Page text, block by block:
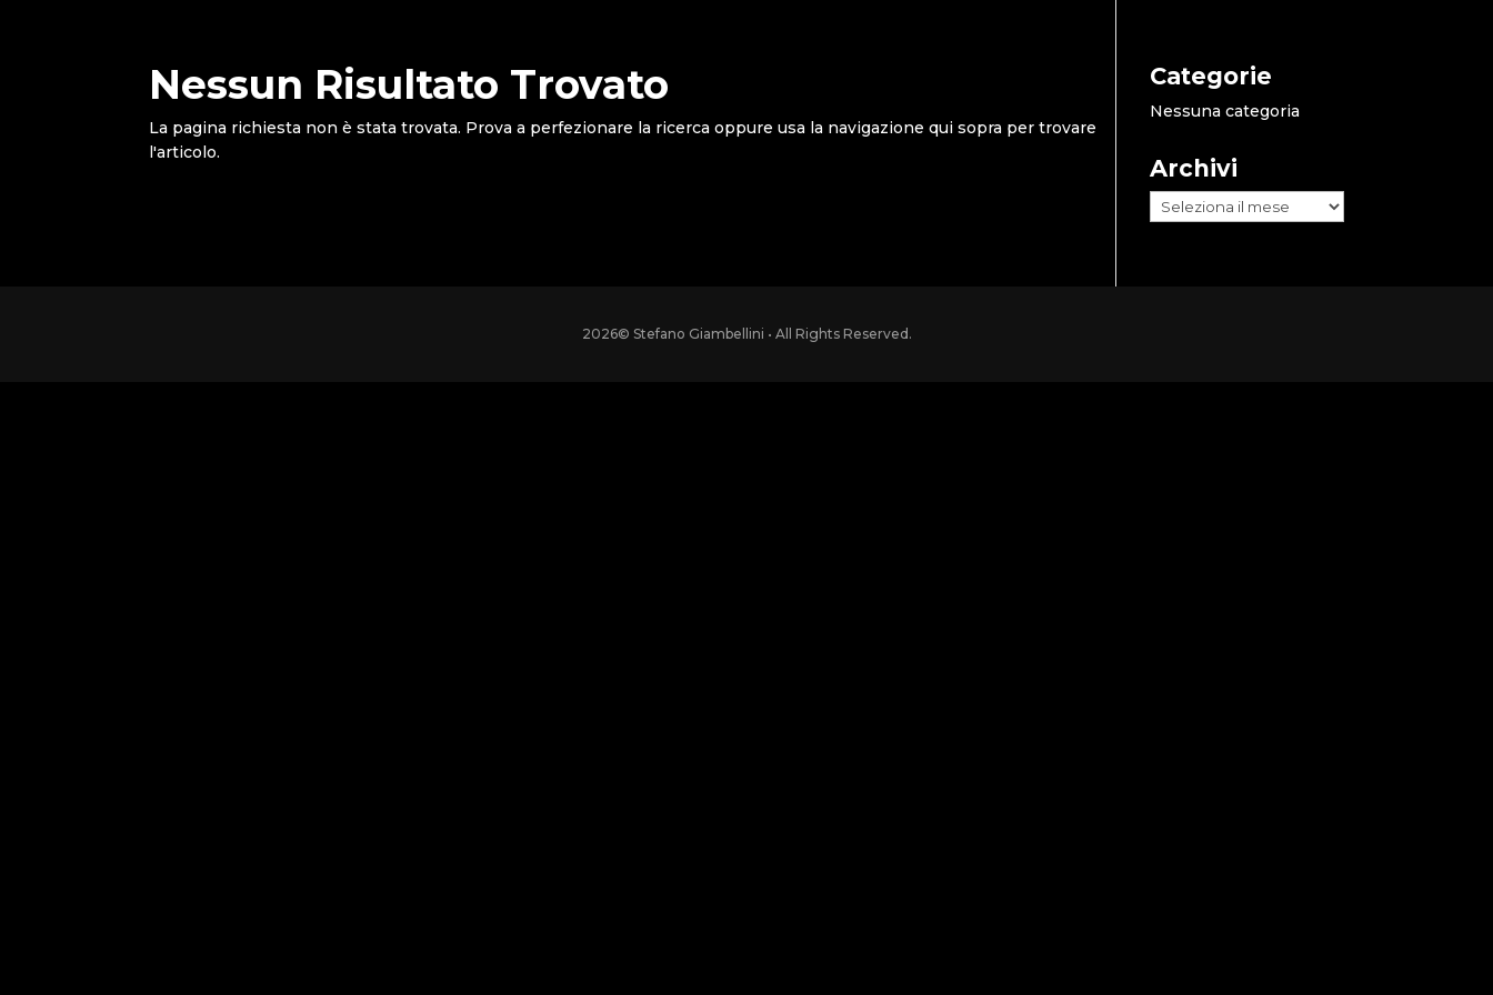
Nessun Risultato Trovato
La pagina richiesta non è stata trovata. Prova a perfezionare la ricerca oppure usa la navigazione qui sopra per trovare
l'articolo.
Categorie
Nessuna categoria
Archivi
Archivi
2026© Stefano Giambellini • All Rights Reserved.